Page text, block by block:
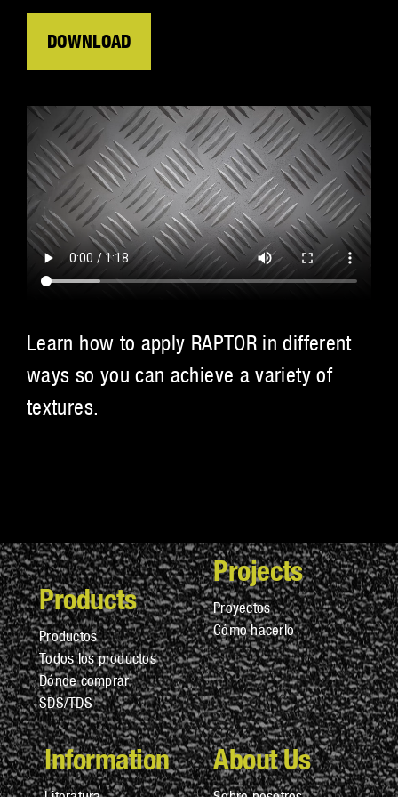
Learn how to apply RAPTOR in different
ways so you can achieve a variety of
textures.
DOWNLOAD
Products
Productos
Todos los productos
Dónde comprar
SDS/TDS
Projects
Proyectos
Cómo hacerlo
Information About Us